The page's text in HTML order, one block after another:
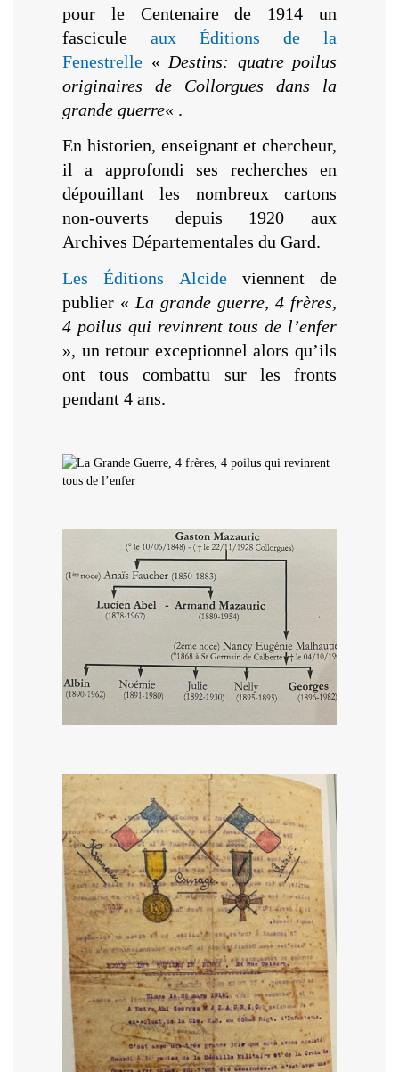
pour le Centenaire de 1914 un
fascicule aux Éditions de la
Fenestrelle « Destins: quatre poilus
originaires de Collorgues dans la
grande guerre« .
En historien, enseignant et chercheur,
il a approfondi ses recherches en
dépouillant les nombreux cartons
non-ouverts depuis 1920 aux
Archives Départementales du Gard.
Les Éditions Alcideviennent de
publier « La grande guerre, 4 frères,
4 poilus qui revinrent tous de l’enfer
», un retour exceptionnel alors qu’ils
ont tous combattu sur les fronts
pendant 4 ans.